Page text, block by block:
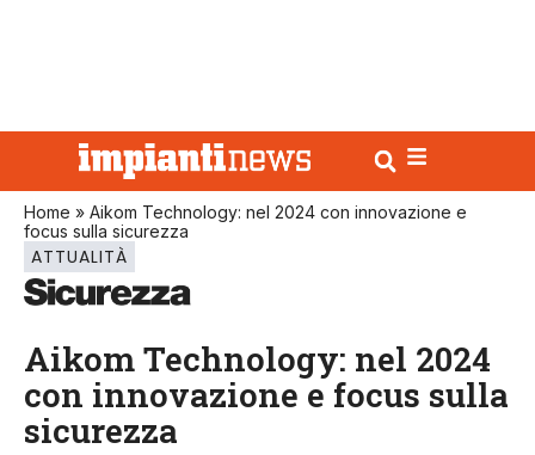
Home » Aikom Technology: nel 2024 con innovazione e
focus sulla sicurezza
ATTUALITÀ
Aikom Technology: nel 2024
con innovazione e focus sulla
sicurezza